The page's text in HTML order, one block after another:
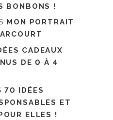
BONBONS !
MON PORTRAIT
CADEAUX
DE 0 À 4
70 IDÉES
ET
ELLES !